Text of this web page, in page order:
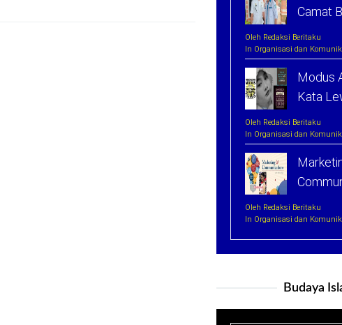
Camat
Oleh Redaksi Beritaku
In Organisasi dan
Modus
Kata
Oleh Redaksi Beritaku
In Organisasi dan
Oleh Redaksi Beritaku
In Organisasi dan
Budaya